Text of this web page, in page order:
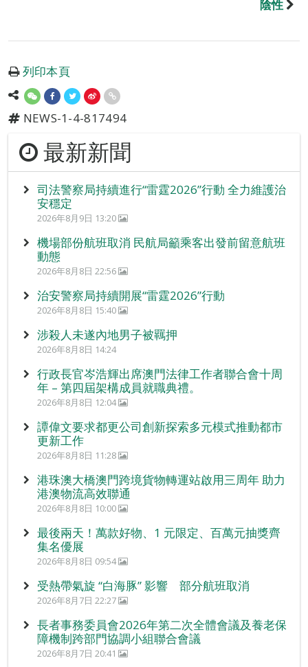
陰性
列印本頁
NEWS-1-4-817494
最新新聞
司法警察局持續進行“雷霆2026”行動 全力維護治
安穩定
2026年8月9日 13:20
機場部份航班取消 民航局籲乘客出發前留意航班
動態
2026年8月8日 22:56
治安警察局持續開展“雷霆2026”行動
2026年8月8日 15:40
涉殺人未遂內地男子被羈押
2026年8月8日 14:24
行政長官岑浩輝出席澳門法律工作者聯合會十周
年 – 第四屆架構成員就職典禮。
2026年8月8日 12:04
譚偉文要求都更公司創新探索多元模式推動都市
更新工作
2026年8月8日 11:28
港珠澳大橋澳門跨境貨物轉運站啟用三周年 助力
港澳物流高效聯通
2026年8月8日 10:00
最後兩天！萬款好物、1 元限定、百萬元抽獎齊
集名優展
2026年8月8日 09:54
受熱帶氣旋 “白海豚” 影響 部分航班取消
2026年8月7日 22:27
長者事務委員會2026年第二次全體會議及養老保
障機制跨部門協調小組聯合會議
2026年8月7日 20:41